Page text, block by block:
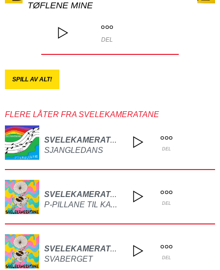
TØFLENE MINE
DEL
SPILL AV ALT!
FLERE LÅTER FRA SVELEKAMERATANE
SVELEKAMERATANE
SJANGLEDANS DEL
SVELEKAMERATANE
P-PILLANE TIL KATTEN
DEL
SVELEKAMERATANE
SVABERGET DEL